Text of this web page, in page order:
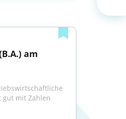
am
gut mit Zahlen